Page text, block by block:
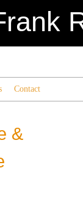
Contact
&